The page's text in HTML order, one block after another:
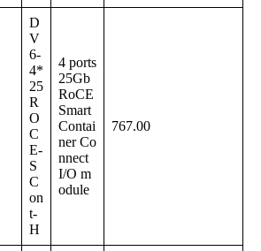
D
V
6-
4*
25
R
O
C
E-
S
C
on
t-
H
4 ports
25Gb
RoCE
Smart
Contai
ner Co
nnect
I/O m
odule
767.00